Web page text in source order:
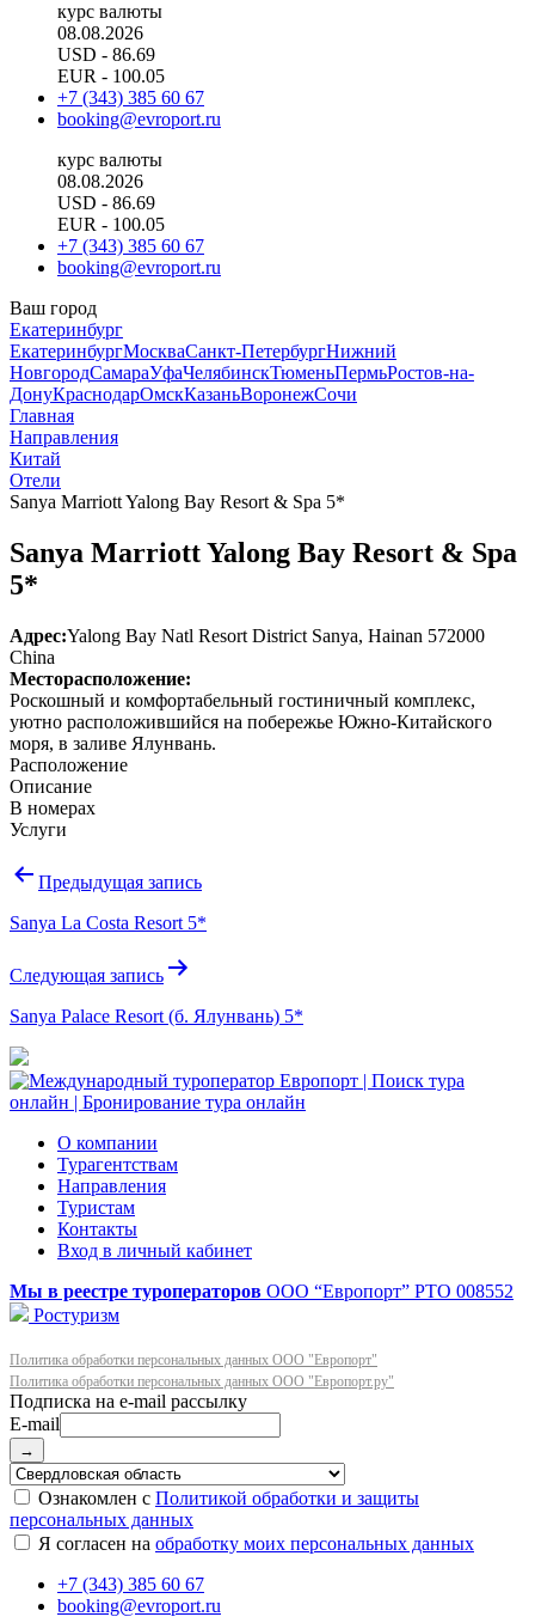
курс валюты
08.08.2026
USD - 86.69
EUR - 100.05
+7 (343) 385 60 67
booking@evroport.ru
курс валюты
08.08.2026
USD - 86.69
EUR - 100.05
+7 (343) 385 60 67
booking@evroport.ru
Ваш город
Екатеринбург
ЕкатеринбургМоскваСанкт-ПетербургНижний
НовгородСамараУфаЧелябинскТюменьПермьРостов-на-
ДонуКраснодарОмскКазаньВоронежСочи
Главная
Направления
Китай
Отели
Sanya Marriott Yalong Bay Resort & Spa 5*
Sanya Marriott Yalong Bay Resort & Spa
5*
Адрес:Yalong Bay Natl Resort District Sanya, Hainan 572000
China
Месторасположение:
Роскошный и комфортабельный гостиничный комплекс,
уютно расположившийся на побережье Южно-Китайского
моря, в заливе Ялунвань.
Расположение
Описание
В номерах
Услуги
Навигация
записям
Предыдущая запись
Sanya La Costa Resort 5*
Следующая запись
Sanya Palace Resort (б. Ялунвань) 5*
О компании
Турагентствам
Направления
Туристам
Контакты
Вход в личный кабинет
Мы в реестре туроператоров ООО “Европорт” РТО 008552
Ростуризм
Политика обработки персональных данных ООО "Европорт"
Политика обработки персональных данных ООО "Европорт.ру"
E-mail
→
Ознакомлен с Политикой обработки и защиты
персональных данных
Я согласен на обработку моих персональных данных
+7 (343) 385 60 67
booking@evroport.ru